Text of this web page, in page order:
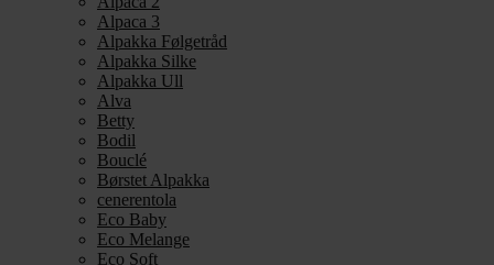
Alpaca 3
Alpakka Følgetråd
Alpakka Silke
Alpakka Ull
Alva
Betty
Bodil
Bouclé
Børstet Alpakka
cenerentola
Eco Baby
Eco Melange
Eco Soft